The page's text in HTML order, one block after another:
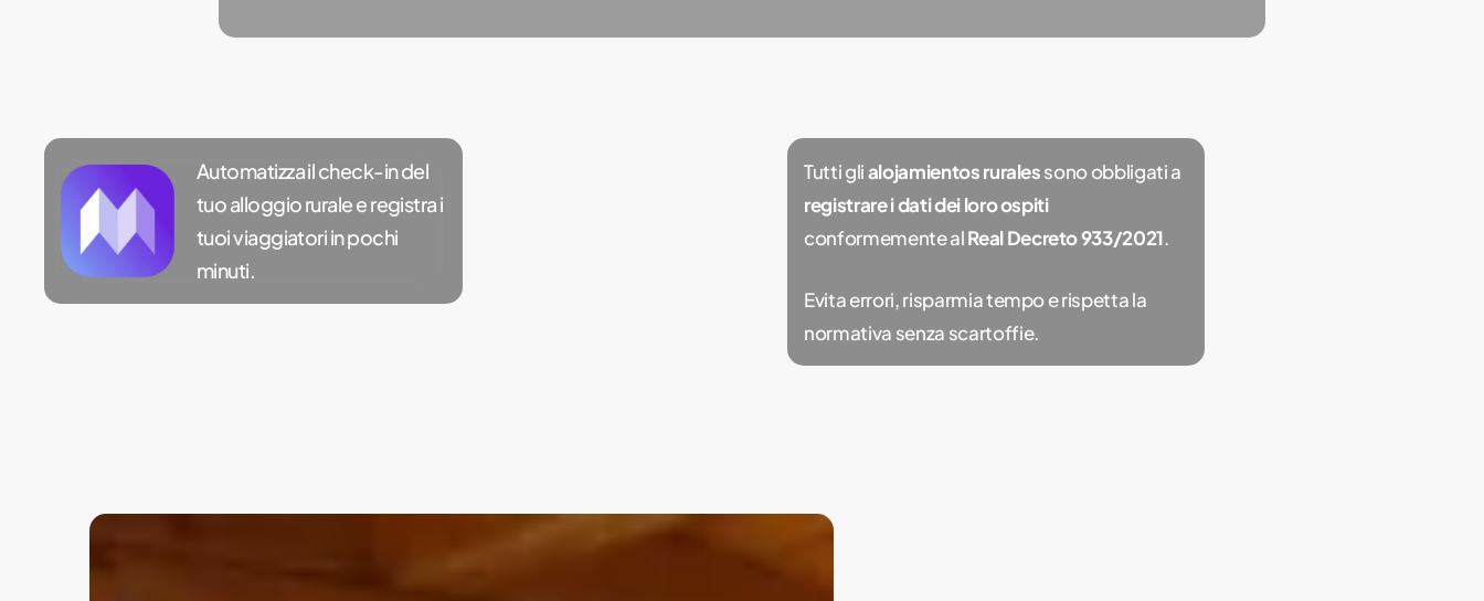
Automatizza il check-in del
tuo alloggio rurale e registra i
tuoi viaggiatori in pochi
minuti.
Tutti glialojamientos ruralessono obbligati a
registrare i dati dei loro ospiti
conformemente alReal Decreto 933/2021.
Evita errori, risparmia tempo e rispetta la
normativa senza scartoffie.